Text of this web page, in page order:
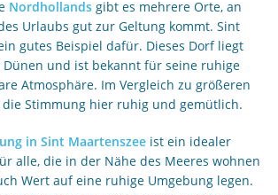
Nordhollands gibt es mehrere Orte, an
Urlaubs gut zur Geltung kommt. Sint
gutes Beispiel dafür. Dieses Dorf liegt
und ist bekannt für seine ruhige
Atmosphäre. Im Vergleich zu größeren
Stimmung hier ruhig und gemütlich.
in Sint Maartenszee ist ein idealer
alle, die in der Nähe des Meeres wohnen
Wert auf eine ruhige Umgebung legen.